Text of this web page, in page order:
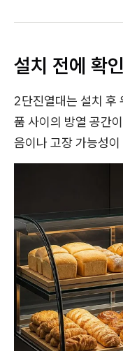
설치 전에 확
2단진열대는 설치 후
품 사이의 방열 공간
음이나 고장 가능성